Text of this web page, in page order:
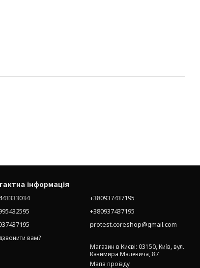
інформація
вам?
+380937437195
+380937437195
protest.coreshop@gmail.com
Магазин в Києві: 03150, Київ, вул.
Казимира Малевича, 87
Мапа проїзду